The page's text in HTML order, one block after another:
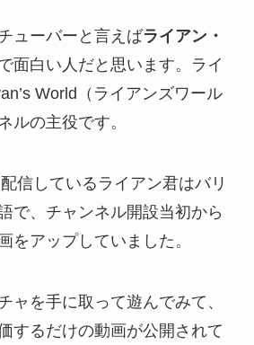
ューバーと言えばライアン・
面白い人だと思います。ライ
World（ライアンズワール
ルの主役です。
信しているライアン君はバリ
で、チャンネル開設当初から
をアップしていました。
ャを手に取って遊んでみて、
するだけの動画が公開されて